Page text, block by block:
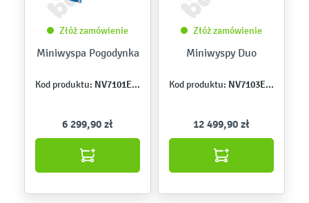
Złóż zamówienie
Miniwyspa Pogodynka
Kod produktu: NV7101EPZ
6 299,90 zł
Złóż zamówienie
Miniwyspy Duo
Kod produktu: NV7103EPZ
12 499,90 zł